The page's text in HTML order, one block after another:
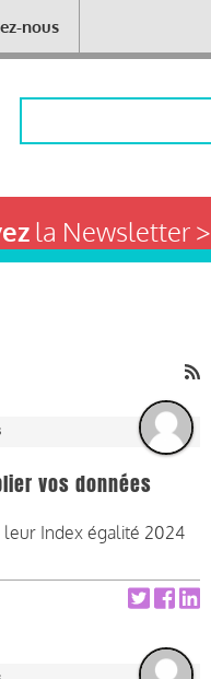
nous
la Newsletter >
vos données
leur Index égalité 2024